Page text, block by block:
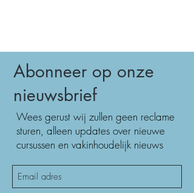
Abonneer op onze
nieuwsbrief
Wees gerust wij zullen geen reclame
sturen, alleen updates over nieuwe
cursussen en vakinhoudelijk nieuws